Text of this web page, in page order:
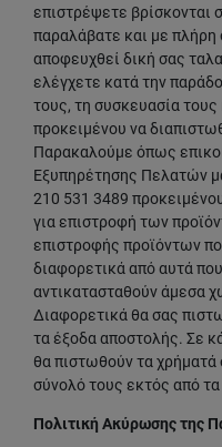
επιστρέψετε βρίσκονται
παραλάβατε και με
αποφευχθεί δική σας
ελέγχετε κατά την
τους, τη συσκευασία
προκειμένου να
Παρακαλούμε όπως
Εξυπηρέτησης Πελατών
210 531 3489
για επιστροφή των
επιστροφής προϊόντων
διαφορετικά από αυτά
αντικατασταθούν άμεσα
Διαφορετικά θα σας
τα έξοδα αποστολής. Σε
θα πιστωθούν τα
σύνολό τους εκτός από
Πολιτική Ακύρωσης της